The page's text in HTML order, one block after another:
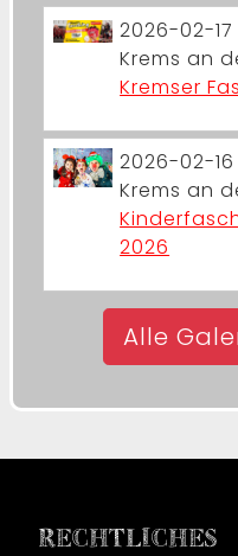
2026-02-
Krems an
Kremser
2026-02-
Krems an
2026
Alle
RECHTLICHES